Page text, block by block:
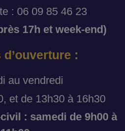
: 06 09 85 46 23
17h et week-end)
:
au vendredi
et de 13h30 à 16h30
: samedi de 9h00 à